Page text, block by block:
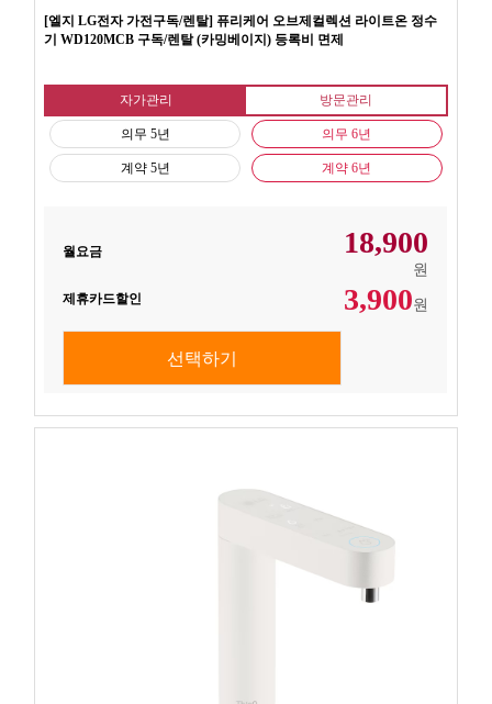
[엘지 LG전자 가전구독/렌탈] 퓨리케어 오브제컬렉션 라이트온 정수
기 WD120MCB 구독/렌탈 (카밍베이지) 등록비 면제
자가관리 방문관리
의무 5년
계약 5년
의무 6년
계약 6년
월요금 18,900
원
제휴카드할인 3,900원
선택하기